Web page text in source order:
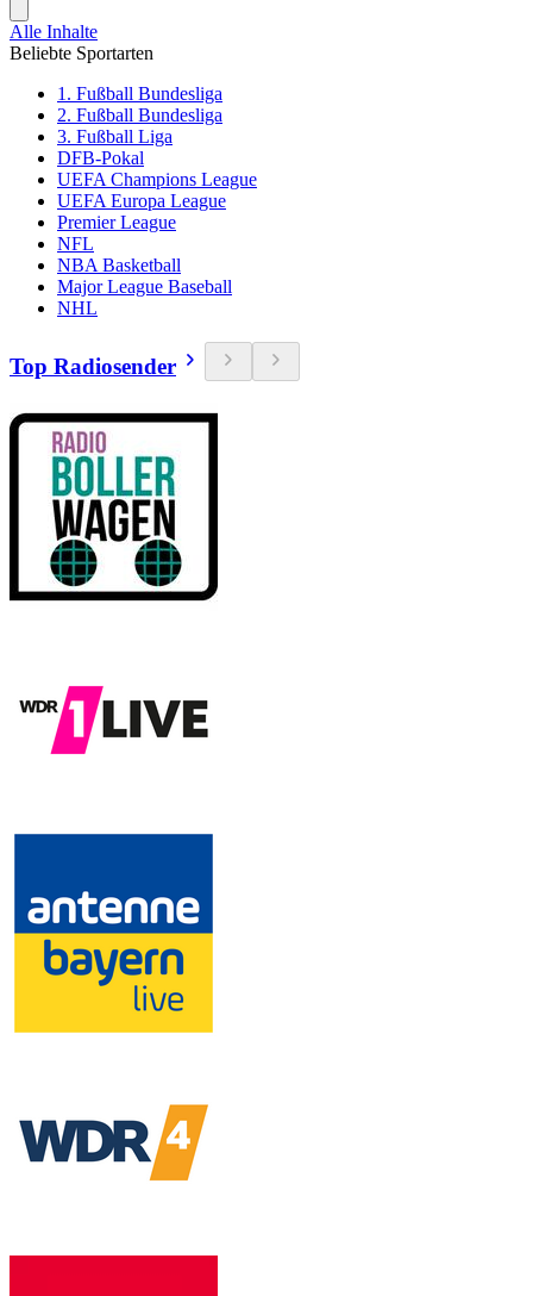
Alle Inhalte
Beliebte Sportarten
1. Fußball Bundesliga
2. Fußball Bundesliga
3. Fußball Liga
DFB-Pokal
UEFA Champions League
UEFA Europa League
Premier League
NFL
NBA Basketball
Major League Baseball
NHL
Top Radiosender